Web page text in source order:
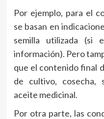
Por ejemplo, para el
se basan en
semilla utilizada (si
información). Pero
que el contenido final
de cultivo, cosecha,
aceite medicinal.
Por otra parte, las